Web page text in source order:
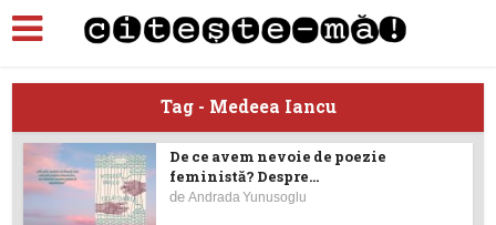
Tag - Medeea Iancu
De ce avem nevoie de poezie
feministă? Despre...
deAndrada Yunusoglu